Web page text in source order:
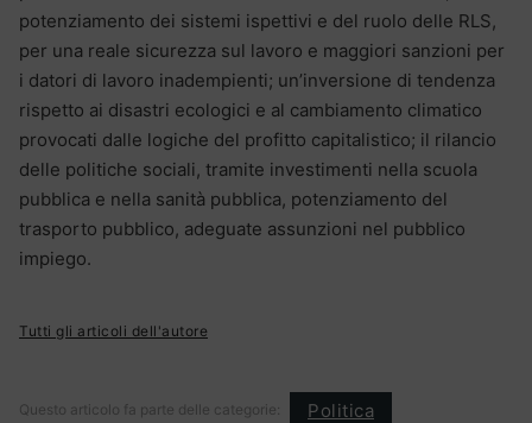
potenziamento dei sistemi ispettivi e del ruolo delle RLS,
per una reale sicurezza sul lavoro e maggiori sanzioni per
i datori di lavoro inadempienti; un’inversione di tendenza
rispetto ai disastri ecologici e al cambiamento climatico
provocati dalle logiche del profitto capitalistico; il rilancio
delle politiche sociali, tramite investimenti nella scuola
pubblica e nella sanità pubblica, potenziamento del
trasporto pubblico, adeguate assunzioni nel pubblico
impiego.
Tutti gli articoli dell'autore
Questo articolo fa parte delle categorie: Politica